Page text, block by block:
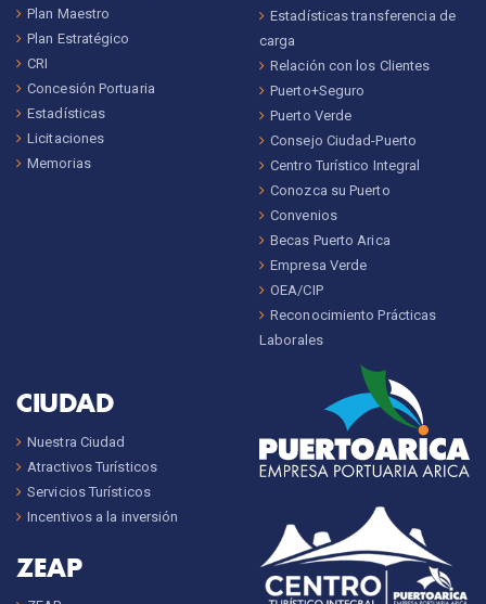
Plan Maestro
Plan Estratégico
CRI
Concesión Portuaria
Estadísticas
Licitaciones
Memorias
Estadísticas transferencia de
carga
Relación con los Clientes
Puerto+Seguro
Puerto Verde
Consejo Ciudad-Puerto
Centro Turístico Integral
Conozca su Puerto
Convenios
Becas Puerto Arica
Empresa Verde
OEA/CIP
Reconocimiento Prácticas
Laborales
CIUDAD
Nuestra Ciudad
Atractivos Turísticos
Servicios Turísticos
Incentivos a la inversión
ZEAP